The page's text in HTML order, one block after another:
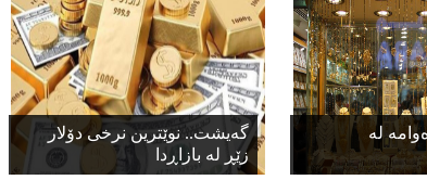
لە
گەیشت.. نوێترین نرخی دۆلار
زێڕ لە بازاڕدا